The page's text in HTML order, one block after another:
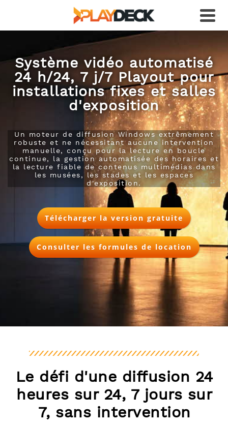
Système vidéo automatisé
24 h/24, 7 j/7 Playout pour
installations fixes et salles
d'exposition
Un moteur de diffusion Windows extrêmement
robuste et ne nécessitant aucune intervention
manuelle, conçu pour la lecture en boucle
continue, la gestion automatisée des horaires et
la lecture fiable de contenus multimédias dans
les musées, les stades et les espaces
d'exposition.
Télécharger la version gratuite
Consulter les formules de location
Le défi d'une diffusion 24
heures sur 24, 7 jours sur
7, sans intervention